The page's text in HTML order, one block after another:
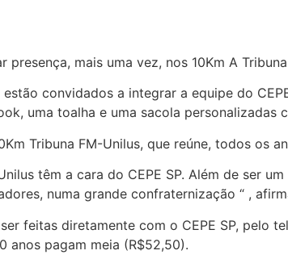
presença, mais uma vez, nos 10Km A
convidados a integrar a equipe do
uma toalha e uma sacola personalizadas
Tribuna FM-Unilus, que reúne, todos os
têm a cara do CEPE SP. Além de ser
numa grande confraternização “ ,
feitas diretamente com o CEPE SP, pelo
anos pagam meia (R$52,50).